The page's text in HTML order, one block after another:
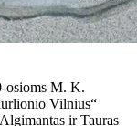
osioms M. K.
Vilnius“
ir Tauras